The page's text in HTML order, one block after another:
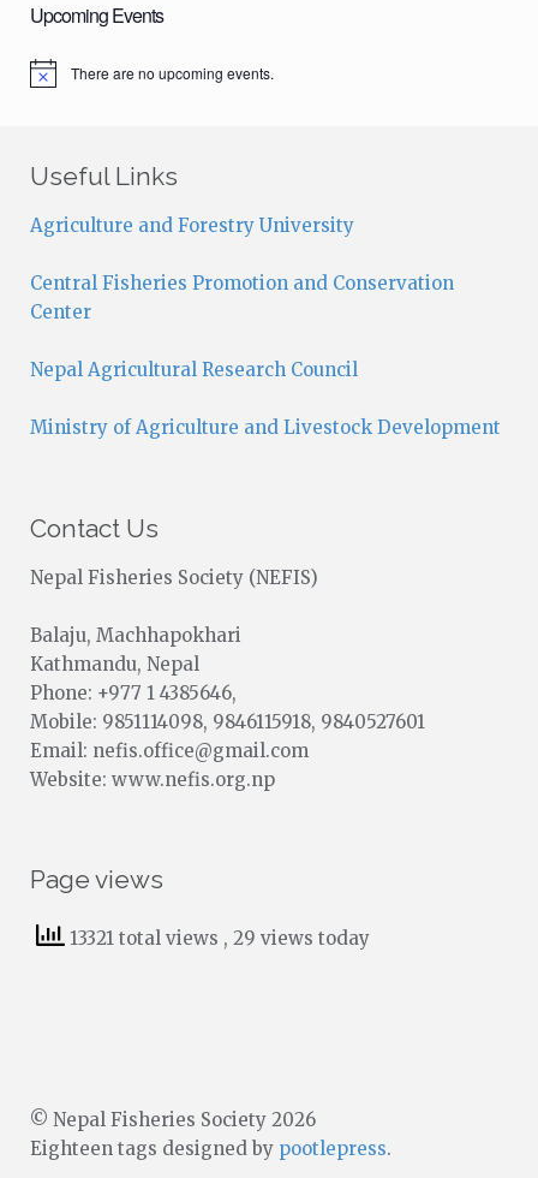
Upcoming Events
N
e
There are no upcoming events.
Useful Links
Agriculture and Forestry University
Central Fisheries Promotion and Conservation
Center
Nepal Agricultural Research Council
Ministry of Agriculture and Livestock Development
Contact Us
Nepal Fisheries Society (NEFIS)
Balaju, Machhapokhari
Kathmandu, Nepal
Phone: +977 1 4385646,
Mobile: 9851114098, 9846115918, 9840527601
Email: nefis.office@gmail.com
Website: www.nefis.org.np
Page views
13321 total views , 29 views today
© Nepal Fisheries Society 2026
Eighteen tags designed by pootlepress.